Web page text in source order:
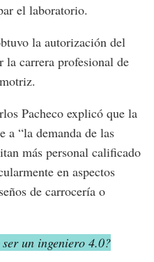
el laboratorio.
la autorización del
la carrera profesional de
Pacheco explicó que la
a “la demanda de las
más personal calificado
en aspectos
de carrocería o
ser un ingeniero 4.0?